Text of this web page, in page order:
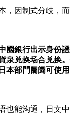
，因制式分歧，
國銀行出示身份
泉兑换场合兑换
本部門阛阓可使
也能沟通，日文